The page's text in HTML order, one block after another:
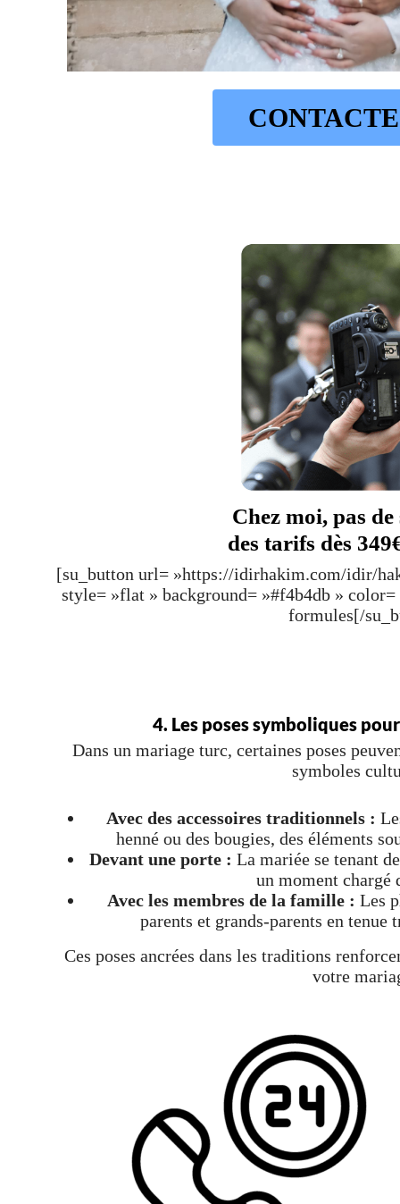
Chez moi, pas
des tarifs dès
[su_button url= »https://idirhakim.com/idir/
style= »flat » background= »#f4b4db » color=
formules[/
4. Les poses symboliques
Dans un mariage turc, certaines poses
symboles
Avec des accessoires traditionnels :
henné ou des bougies, des éléments
Devant une porte : La mariée se tenant
un moment chargé
Avec les membres de la famille : Les
parents et grands-parents en
Ces poses ancrées dans les traditions
votre